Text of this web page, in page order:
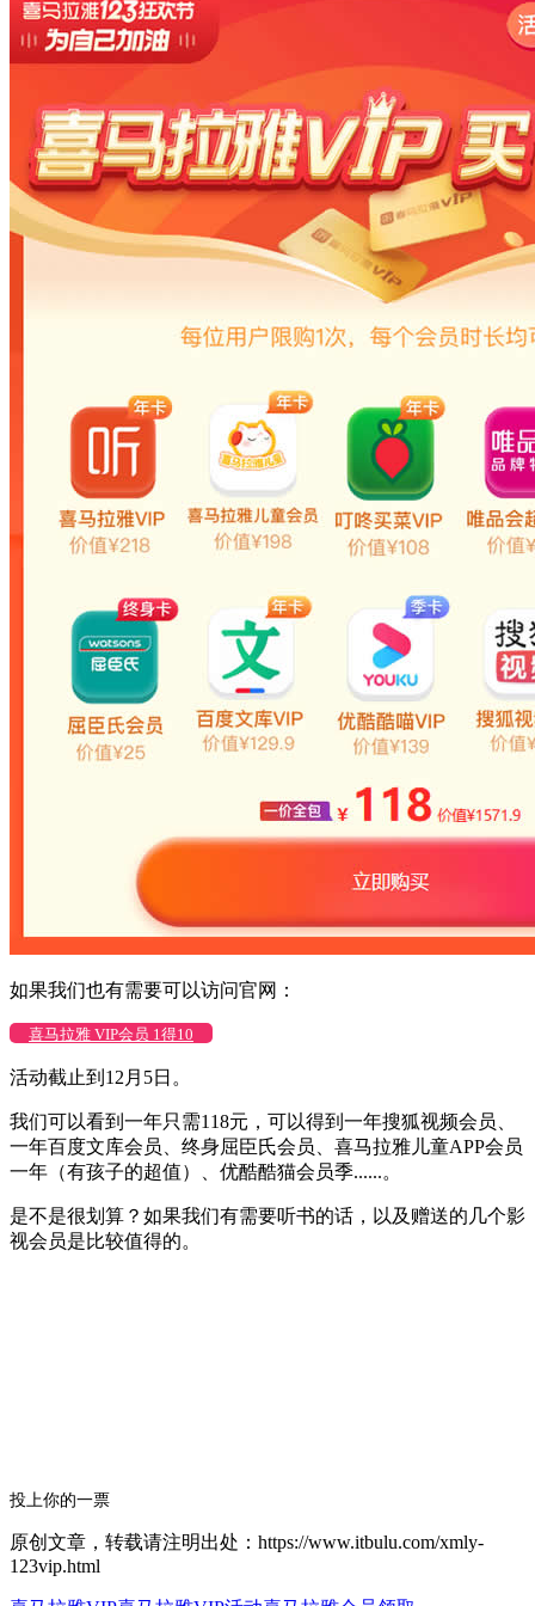
如果我们也有需要可以访问官网：
喜马拉雅 VIP会员 1得10
活动截止到12月5日。
我们可以看到一年只需118元，可以得到一年搜狐视频会员、
一年百度文库会员、终身屈臣氏会员、喜马拉雅儿童APP会员
一年（有孩子的超值）、优酷酷猫会员季......。
是不是很划算？如果我们有需要听书的话，以及赠送的几个影
视会员是比较值得的。
投上你的一票
原创文章，转载请注明出处：https://www.itbulu.com/xmly-
123vip.html